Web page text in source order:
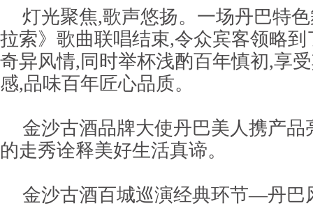
灯光聚焦,歌声悠扬。一场丹巴特
拉索》歌曲联唱结束,令众宾客领略
奇异风情,同时举杯浅酌百年慎初,享
感,品味百年匠心品质。
金沙古酒品牌大使丹巴美人携产品
的走秀诠释美好生活真谛。
金沙古酒百城巡演经典环节—丹巴